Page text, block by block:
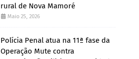
rural de Nova Mamoré
Maio 25, 2026
Polícia Penal atua na 11ª fase da
Operação Mute contra